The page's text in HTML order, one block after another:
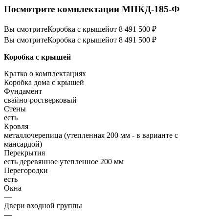
Посмотрите комплектации МПКД-185-Ф
Вы смотритеКоробка с крышейот 8 491 500 ₽
Вы смотритеКоробка с крышейот 8 491 500 ₽
Коробка с крышей
Кратко о комплектациях
Коробка дома с крышей
Фундамент
свайно-ростверковый
Стены
есть
Кровля
металлочерепица (утепленная 200 мм - в варианте с
мансардой)
Перекрытия
есть деревянное утепленное 200 мм
Перегородки
есть
Окна
—
Двери входной группы
—